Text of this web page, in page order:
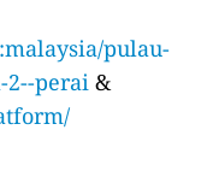
pulau-
2--perai&